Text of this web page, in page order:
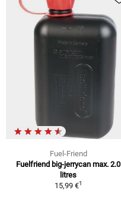
Fuel-Friend
Fuelfriend big-jerrycan max. 2.0
litres
15,99 €1